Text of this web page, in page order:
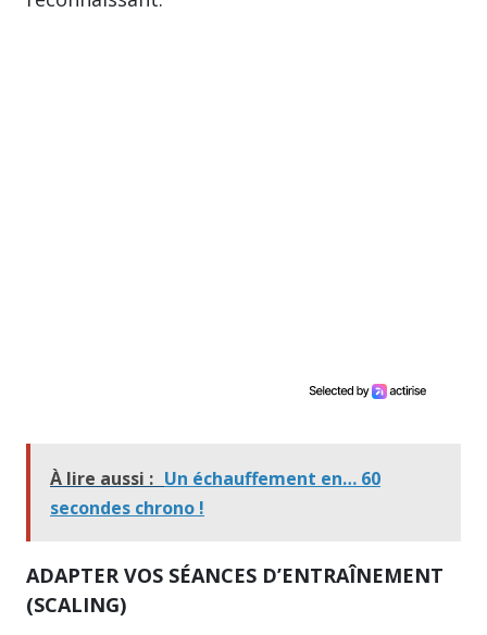
À lire aussi : Un échauffement en… 60
secondes chrono !
ADAPTER VOS SÉANCES D’ENTRAÎNEMENT
(SCALING)